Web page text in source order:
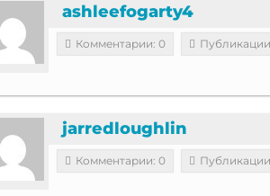
ashleefogarty4
Комментарии: 0
jarredloughlin
Комментарии: 0